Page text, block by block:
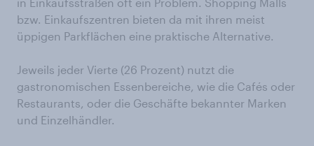
bzw. Einkaufszentren bieten da mit ihren meist
üppigen Parkflächen eine praktische Alternative.
Jeweils jeder Vierte (26 Prozent) nutzt die
gastronomischen Essenbereiche, wie die Cafés oder
Restaurants, oder die Geschäfte bekannter Marken
und Einzelhändler.